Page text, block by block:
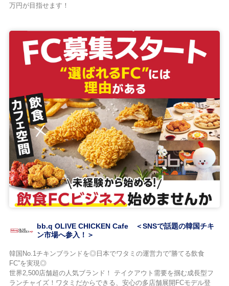
万円が目指せます！
bb.q OLIVE CHICKEN Cafe ＜SNSで話題の韓国チキ
ン市場へ参入！＞
韓国No.1チキンブランドを◎日本でワタミの運営力で“勝てる飲食
FC”を実現◎
世界2,500店舗超の人気ブランド！ テイクアウト需要を掴む成長型フ
ランチャイズ！ワタミだからできる、安心の多店舗展開FCモデル登